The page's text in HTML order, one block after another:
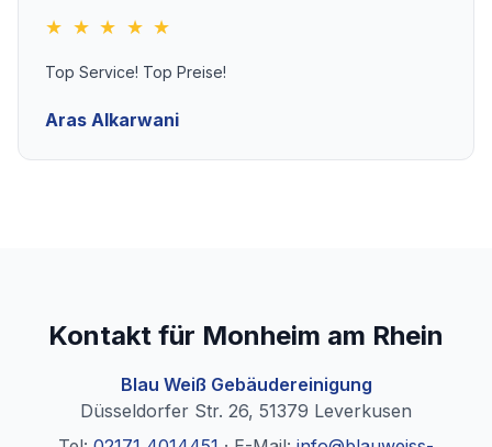
★ ★ ★ ★ ★
Top Service! Top Preise!
Aras Alkarwani
Kontakt für Monheim am Rhein
Blau Weiß Gebäudereinigung
Düsseldorfer Str. 26, 51379 Leverkusen